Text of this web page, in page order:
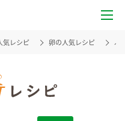
気レシピ 卵の人気レシピ ふ